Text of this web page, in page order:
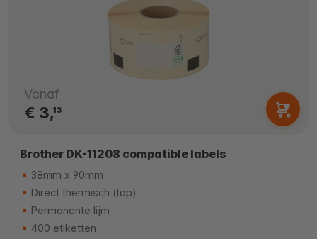
Vanaf
€ 3,13
Brother DK-11208 compatible labels
38mm x 90mm
Direct thermisch (top)
Permanente lijm
400 etiketten